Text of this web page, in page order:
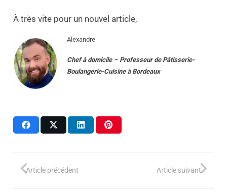
À très vite pour un nouvel article,
Alexandre
Chef à domicile– Professeur de Pâtisserie-
Boulangerie-Cuisine à Bordeaux
Article précédent Article suivant